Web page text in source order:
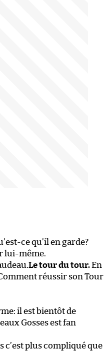
ce qu’il en garde?
lui-même.
Le tour du tour.En
réussir son Tour
il est bientôt de
Gosses est fan
c’est plus compliqué que